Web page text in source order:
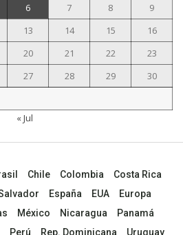
6 7 8
9
13 14 15
16
20 21 22
23
27 28 29
30
« Jul
Chile Colombia
Costa Rica
España EUA
Europa
México Nicaragua
Panamá
Perú Rep. Dominicana
Uruguay